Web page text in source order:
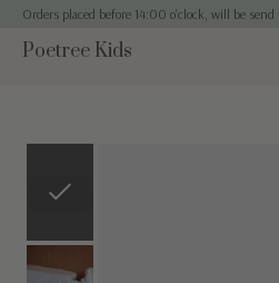
Orders placed before 14:00 o'clock, will be send
Poetree Kids